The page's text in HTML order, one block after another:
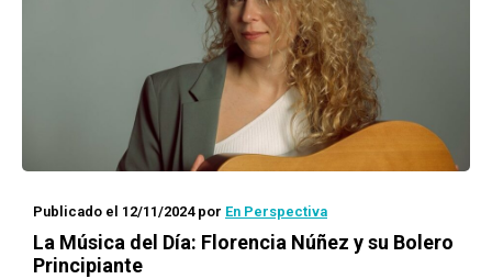
Publicado el 12/11/2024por En Perspectiva
La Música del Día: Florencia Núñez y su Bolero
Principiante